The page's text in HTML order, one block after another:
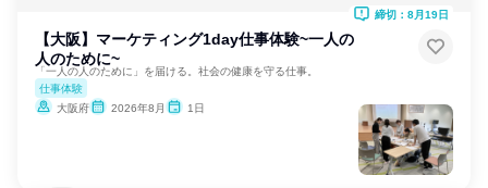
【大阪】マーケティング1day仕事体験~一人の
人のために~
「一人の人のために」を届ける。社会の健康を守る仕事。
仕事体験
大阪府
2026年8月 1日
締切：8月19日